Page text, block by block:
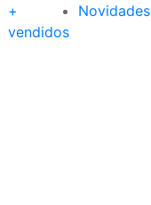
+
vendidos
Novidades